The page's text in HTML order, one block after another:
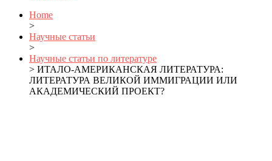
Home
>
Научные статьи
>
Научные статьи по литературе
> ИТАЛО-АМЕРИКАНСКАЯ ЛИТЕРАТУРА:
ЛИТЕРАТУРА ВЕЛИКОЙ ИММИГРАЦИИ ИЛИ
АКАДЕМИЧЕСКИЙ ПРОЕКТ?